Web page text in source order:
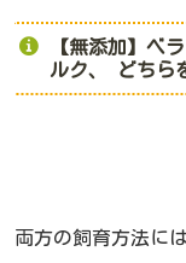
【無添加】ベ
ルク、 どちら
両方の飼育方法に